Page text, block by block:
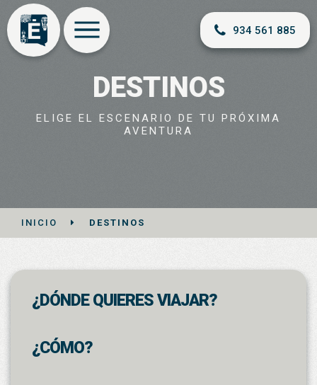
934 561 885
DESTINOS
ELIGE EL ESCENARIO DE TU PRÓXIMA
AVENTURA
INICIO DESTINOS
¿DÓNDE QUIERES VIAJAR?
¿CÓMO?